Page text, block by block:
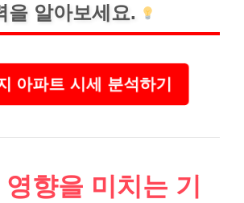
을 알아보세요.
아파트 시세 분석하기
영향을 미치는 기